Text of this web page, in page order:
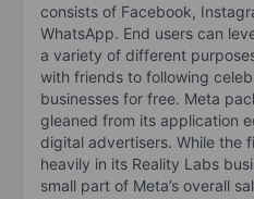
consists of Facebook,
WhatsApp. End users can
a variety of different
with friends to following
businesses for free. Meta
gleaned from its application
digital advertisers. While the
heavily in its Reality Labs
small part of Meta’s overall